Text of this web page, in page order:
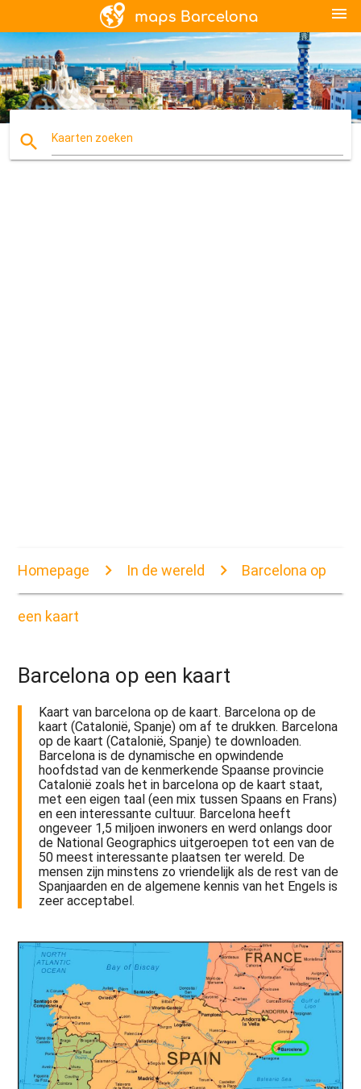
menu
search Kaarten zoeken
Homepage In de wereld Barcelona op
een kaart
Barcelona op een kaart
Kaart van barcelona op de kaart. Barcelona op de
kaart (Catalonië, Spanje) om af te drukken. Barcelona
op de kaart (Catalonië, Spanje) te downloaden.
Barcelona is de dynamische en opwindende
hoofdstad van de kenmerkende Spaanse provincie
Catalonië zoals het in barcelona op de kaart staat,
met een eigen taal (een mix tussen Spaans en Frans)
en een interessante cultuur. Barcelona heeft
ongeveer 1,5 miljoen inwoners en werd onlangs door
de National Geographics uitgeroepen tot een van de
50 meest interessante plaatsen ter wereld. De
mensen zijn minstens zo vriendelijk als de rest van de
Spanjaarden en de algemene kennis van het Engels is
zeer acceptabel.